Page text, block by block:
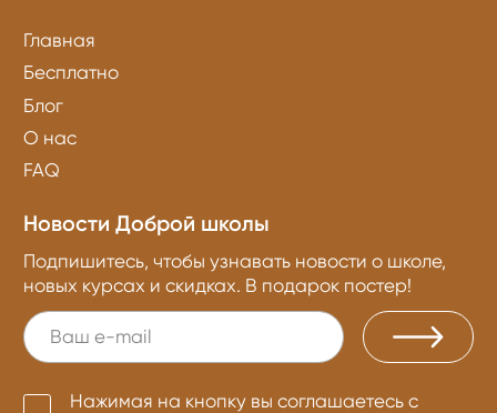
Главная
Бесплатно
Блог
О нас
FAQ
Новости Доброй школы
Подпишитесь, чтобы узнавать новости о школе,
новых курсах и скидках. В подарок постер!
Нажимая на кнопку вы соглашаетесь с